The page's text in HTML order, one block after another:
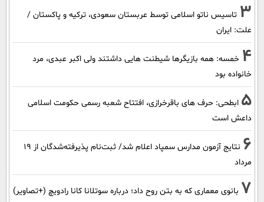
3 تاسیس ناتو اسلامی توسط عربستان سعودی، ترکیه و پاکستان /
علت: ایران
4 خمسه: همه بازیگرها شیطنت هایی داشتند ولی اکبر عبدی، مرد
خانواده بود
5 ابطحی: حرف های باقرخرازی، افتتاح شعبه رسمی حکومت اسلامی
داعش است
6
نتایج آزمون مدارس سمپاد اعلام شد/ ثبت‌نام پذیرفته‌شدگان از ۱۹
مرداد
7 بانوی معماری که به بتن روح داد؛ درباره سوتلانا کانا رادویچ (+تصاویر)